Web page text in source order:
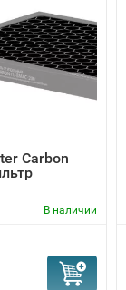
Carbon
В наличии